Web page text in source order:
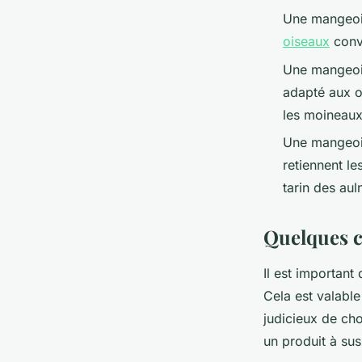
Une
oiseaux
Une
adapté aux
les
Une
retiennent
tarin des
Quelques
Il est important
Cela est
judicieux de
un produit à